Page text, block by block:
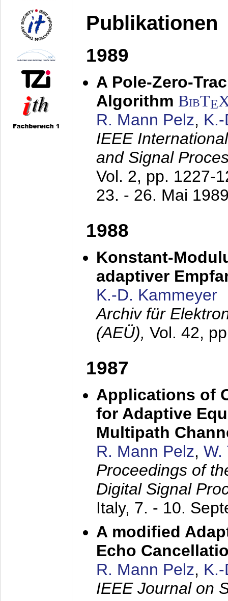
Publikationen
1989
A Pole-Zero-
Algorithm BibTE
R. Mann Pelz,
IEEE
and Signal
Vol. 2, pp. 1227-
23. - 26. Mai
1988
Konstant-
adaptiver
K.-D. Kammeyer
Archiv für
(AEÜ), Vol. 42,
1987
Applications of
for Adaptive
Multipath
R. Mann Pelz, W.
Proceedings of
Digital Signal
Italy, 7. - 10.
A modified
Echo
R. Mann Pelz,
IEEE Journal on